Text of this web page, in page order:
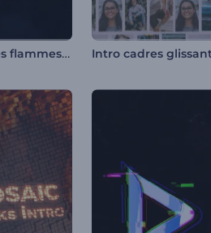
Intro sur les flammes et les particules Intro cadres